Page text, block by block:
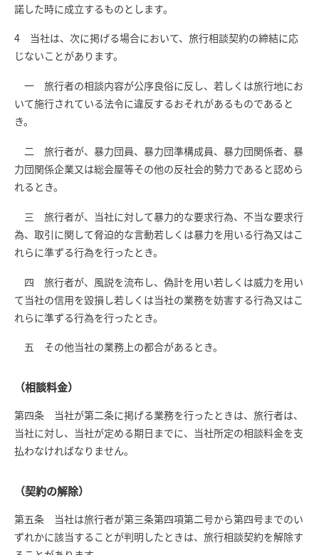
諾した時に成立するものとします。
4 当社は、次に掲げる場合において、旅行相談契約の締結に応
じないことがあります。
一 旅行者の相談内容が公序良俗に反し、若しくは旅行地にお
いて施行されている法令に違反するおそれがあるものであると
き。
二 旅行者が、暴力団員、暴力団準構成員、暴力団関係者、暴
力団関係企業又は総会屋等その他の反社会的勢力であると認めら
れるとき。
三 旅行者が、当社に対して暴力的な要求行為、不当な要求行
為、取引に関して脅迫的な言動若しくは暴力を用いる行為又はこ
れらに準ずる行為を行ったとき。
四 旅行者が、風説を流布し、偽計を用い若しくは威力を用い
て当社の信用を毀損し若しくは当社の業務を妨害する行為又はこ
れらに準ずる行為を行ったとき。
五 その他当社の業務上の都合があるとき。
（相談料金）
第四条 当社が第二条に掲げる業務を行ったときは、旅行者は、
当社に対し、当社が定める期日までに、当社所定の相談料金を支
払わなければなりません。
（契約の解除）
第五条 当社は旅行者が第三条第四項第二号から第四号までのい
ずれかに該当することが判明したときは、旅行相談契約を解除す